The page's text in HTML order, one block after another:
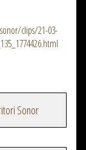
clips/21-03-
Sonor